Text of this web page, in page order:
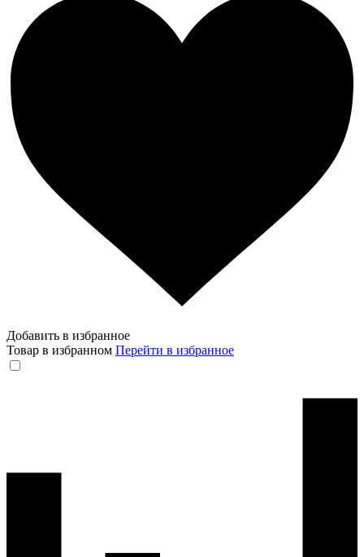
Добавить в избранное
Товар в избранном Перейти в избранное